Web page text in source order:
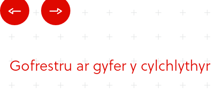
Gofrestru ar gyfer y cylchlythyr